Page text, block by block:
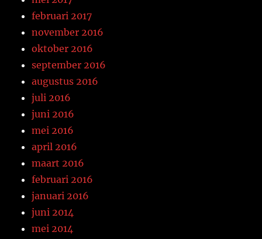
februari 2017
november 2016
oktober 2016
september 2016
augustus 2016
juli 2016
juni 2016
mei 2016
april 2016
maart 2016
februari 2016
januari 2016
juni 2014
mei 2014